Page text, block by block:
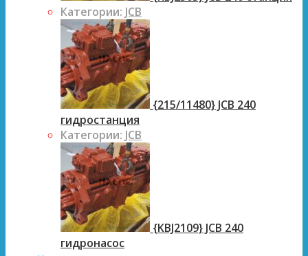
Категории: JCB
{215/11480} JCB 240
гидростанция
Категории: JCB
{KBJ2109} JCB 240
гидронасос